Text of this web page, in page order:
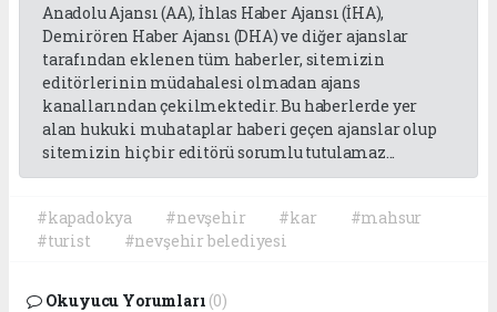
Anadolu Ajansı (AA), İhlas Haber Ajansı (İHA),
Demirören Haber Ajansı (DHA) ve diğer ajanslar
tarafından eklenen tüm haberler, sitemizin
editörlerinin müdahalesi olmadan ajans
kanallarından çekilmektedir. Bu haberlerde yer
alan hukuki muhataplar haberi geçen ajanslar olup
sitemizin hiç bir editörü sorumlu tutulamaz...
#kapadokya #nevşehir #kar
#mahsur
#turist
#nevşehir belediyesi
Okuyucu Yorumları (0)